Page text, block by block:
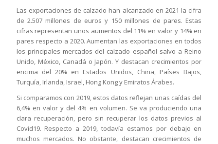
Las exportaciones de calzado han alcanzado en 2021 la cifra
de 2.507 millones de euros y 150 millones de pares. Estas
cifras representan unos aumentos del 11% en valor y 14% en
pares respecto a 2020. Aumentan las exportaciones en todos
los principales mercados del calzado español salvo a Reino
Unido, México, Canadá o Japón. Y destacan crecimientos por
encima del 20% en Estados Unidos, China, Países Bajos,
Turquía, Irlanda, Israel, Hong Kong y Emiratos Árabes.
Si comparamos con 2019, estos datos reflejan unas caídas del
6,4% en valor y del 4% en volumen. Se va produciendo una
clara recuperación, pero sin recuperar los datos previos al
Covid19. Respecto a 2019, todavía estamos por debajo en
muchos mercados. No obstante, destacan crecimientos de